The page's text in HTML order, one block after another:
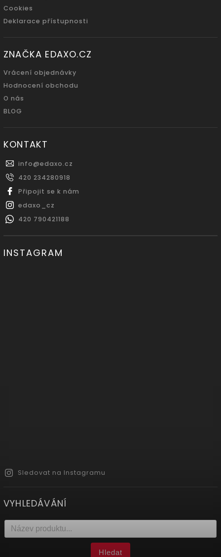
Cookies
Deklarace přístupnosti
ZNAČKA EDAXO.CZ
Vrácení objednávky
Hodnocení obchodu
O nás
BLOG
KONTAKT
info@edaxo.cz
420 234280918
Připojit se k nám
edaxo_cz
420 790421188
INSTAGRAM
Sledovat na Instagramu
VYHLEDÁVÁNÍ
Hledat